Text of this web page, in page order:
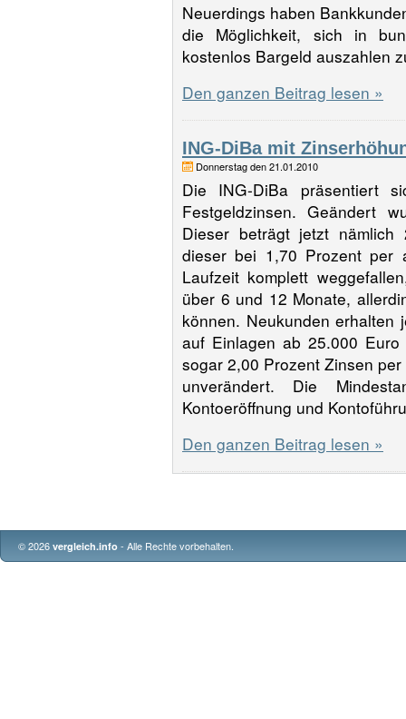
Neuerdings haben
die Möglichkeit, sich in
kostenlos Bargeld auszahlen
Den ganzen Beitrag lesen »
ING-DiBa mit
Donnerstag den 21.01.2010
Die ING-DiBa präsentiert
Festgeldzinsen. Geändert
Dieser beträgt jetzt
dieser bei 1,70 Prozent per
Laufzeit komplett
über 6 und 12 Monate,
können. Neukunden erhalten
auf Einlagen ab 25.000
sogar 2,00 Prozent Zinsen
unverändert. Die
Kontoeröffnung und
Den ganzen Beitrag lesen »
© 2026 vergleich.info - Alle Rechte vorbehalten.